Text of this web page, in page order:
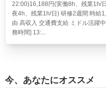
22:00)16,188円(実働8h、残業1h/
夜4h、残業1h/日) 研修2週間:時給
由 高収入 交通費支給 ミドル活躍
務時間] 13:...
今、あなたにオススメ